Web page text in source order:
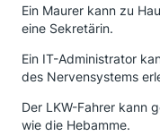
Ein Maurer kann zu
eine Sekretärin.
Ein IT-Administrator
des Nervensystems
Der LKW-Fahrer kann
wie die Hebamme.